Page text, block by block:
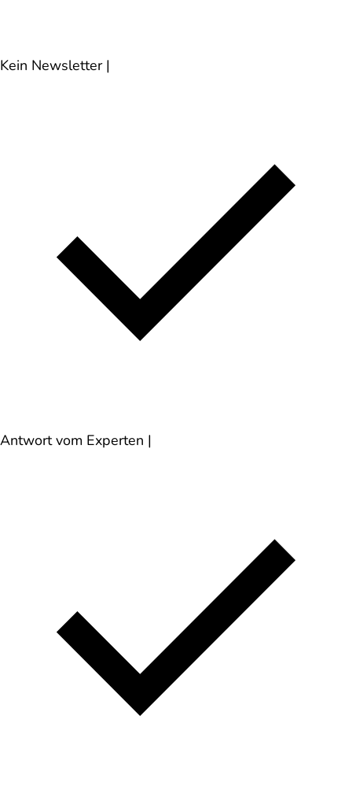
Kein Newsletter |
Antwort vom Experten |